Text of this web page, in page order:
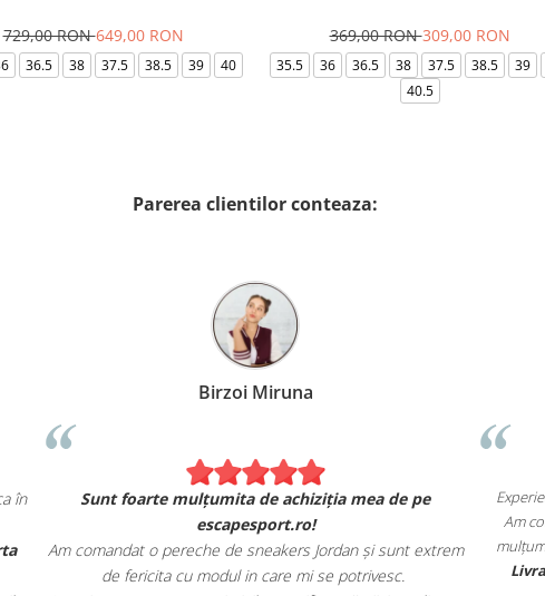
729,00 RON649,00 RON
36.5 38 37.5 38.5 39 40
369,00 RON309,00 RON
35.5 36 36.5 38 37.5 38.5 39
40.5
Parerea clientilor conteaza:
exact ca în
și oferta
Birzoi Miruna
Sunt foarte mulțumita de achiziția mea de pe
escapesport.ro!
Am comandat o pereche de sneakers Jordan și sunt extrem
de fericita cu modul in care mi se potrivesc.